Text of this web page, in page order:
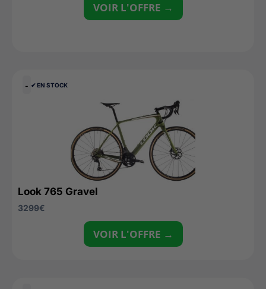
VOIR L'OFFRE →
- ✔︎ EN STOCK
Look 765 Gravel
3299€
VOIR L'OFFRE →